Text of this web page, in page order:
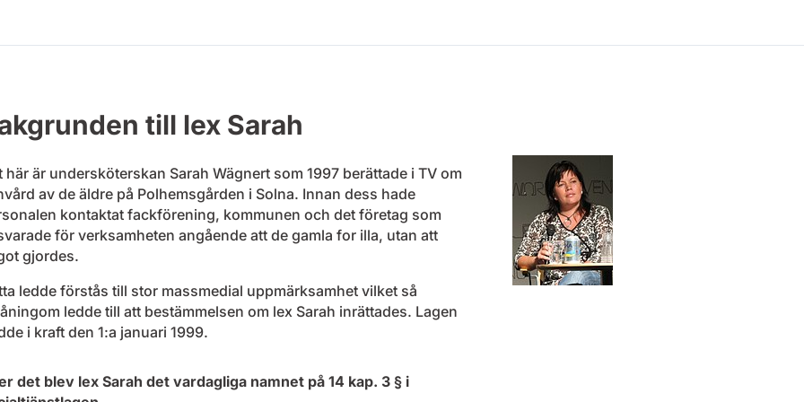
till lex Sarah
här är undersköterskan Sarah Wägnert som 1997 berättade i TV om
av de äldre på Polhemsgården i Solna. Innan dess hade
kontaktat fackförening, kommunen och det företag som
för verksamheten angående att de gamla for illa, utan att
gjordes.
ledde förstås till stor massmedial uppmärksamhet vilket så
ledde till att bestämmelsen om lex Sarah inrättades. Lagen
i kraft den 1:a januari 1999.
det blev lex Sarah det vardagliga namnet på 14 kap. 3 § i